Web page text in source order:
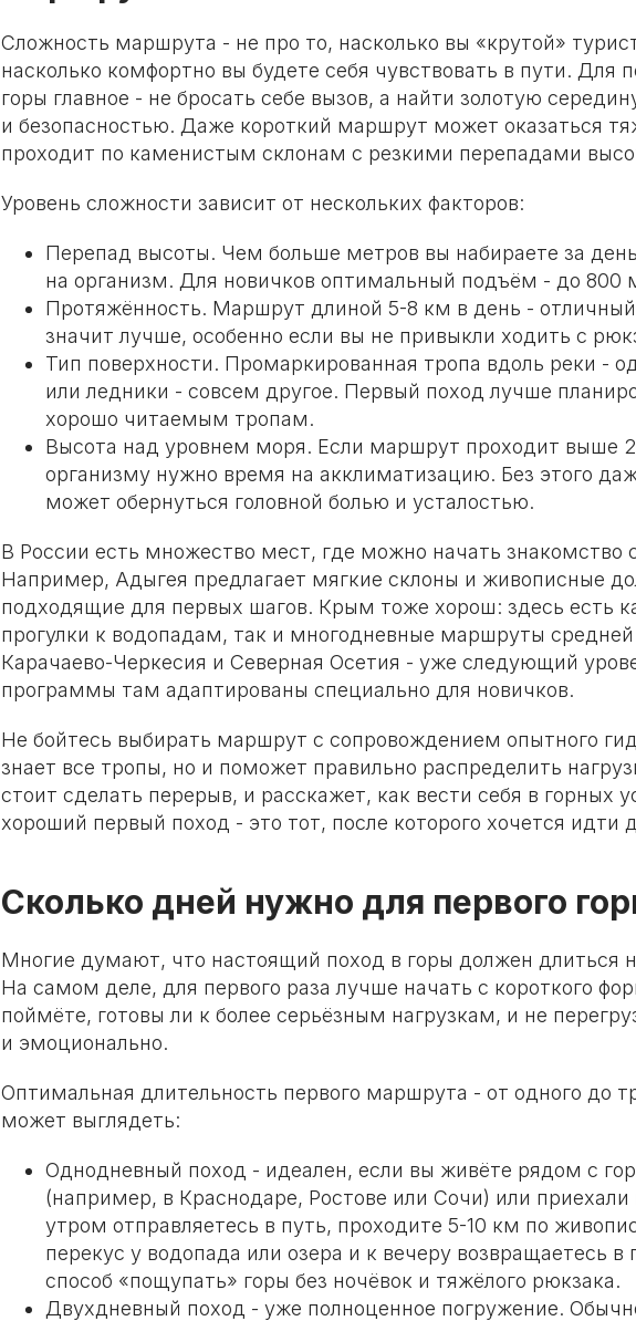
Сложность маршрута - не про то, насколько вы «крутой»
насколько комфортно вы будете себя чувствовать в пути. Для
горы главное - не бросать себе вызов, а найти золотую
и безопасностью. Даже короткий маршрут может оказаться
проходит по каменистым склонам с резкими перепадами
Уровень сложности зависит от нескольких факторов:
Перепад высоты. Чем больше метров вы набираете за
на организм. Для новичков оптимальный подъём - до 800
Протяжённость. Маршрут длиной 5-8 км в день -
значит лучше, особенно если вы не привыкли ходить с
Тип поверхности. Промаркированная тропа вдоль реки -
или ледники - совсем другое. Первый поход лучше
хорошо читаемым тропам.
Высота над уровнем моря. Если маршрут проходит выше
организму нужно время на акклиматизацию. Без этого
может обернуться головной болью и усталостью.
В России есть множество мест, где можно начать знакомство
Например, Адыгея предлагает мягкие склоны и живописные
подходящие для первых шагов. Крым тоже хорош: здесь есть
прогулки к водопадам, так и многодневные маршруты
Карачаево-Черкесия и Северная Осетия - уже следующий
программы там адаптированы специально для новичков.
Не бойтесь выбирать маршрут с сопровождением опытного
знает все тропы, но и поможет правильно распределить
стоит сделать перерыв, и расскажет, как вести себя в горных
хороший первый поход - это тот, после которого хочется идти
Сколько дней нужно для первого
Многие думают, что настоящий поход в горы должен длиться
На самом деле, для первого раза лучше начать с короткого
поймёте, готовы ли к более серьёзным нагрузкам, и не
и эмоционально.
Оптимальная длительность первого маршрута - от одного до
может выглядеть:
Однодневный поход - идеален, если вы живёте рядом с
(например, в Краснодаре, Ростове или Сочи) или
утром отправляетесь в путь, проходите 5-10 км по
перекус у водопада или озера и к вечеру возвращаетесь в
способ «пощупать» горы без ночёвок и тяжёлого рюкзака.
Двухдневный поход - уже полноценное погружение.